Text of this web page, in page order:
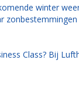
winter
zonbestemmingen
Class? Bij